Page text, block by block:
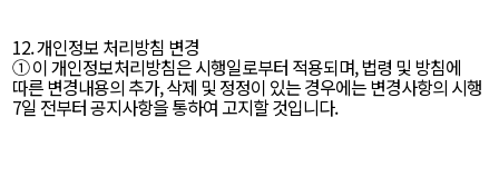
12. 개인정보 처리방침 변경
① 이 개인정보처리방침은 시행일로부터 적용되며, 법령 및 방침에
따른 변경내용의 추가, 삭제 및 정정이 있는 경우에는 변경사항의 시행
7일 전부터 공지사항을 통하여 고지할 것입니다.